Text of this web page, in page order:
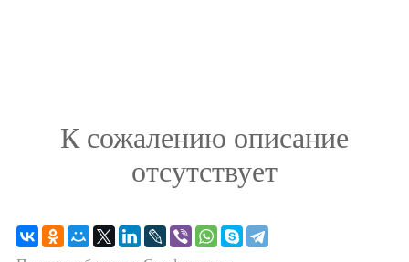
К сожалению описание
отсутствует